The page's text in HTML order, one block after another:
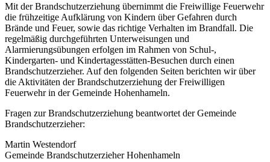
Mit der Brandschutzerziehung übernimmt die Freiwillige Feuerwehr
die frühzeitige Aufklärung von Kindern über Gefahren durch
Brände und Feuer, sowie das richtige Verhalten im Brandfall. Die
regelmäßig durchgeführten Unterweisungen und
Alarmierungsübungen erfolgen im Rahmen von Schul-,
Kindergarten- und Kindertagesstätten-Besuchen durch einen
Brandschutzerzieher. Auf den folgenden Seiten berichten wir über
die Aktivitäten der Brandschutzerziehung der Freiwilligen
Feuerwehr in der Gemeinde Hohenhameln.
Fragen zur Brandschutzerziehung beantwortet der Gemeinde
Brandschutzerzieher:
Martin Westendorf
Gemeinde Brandschutzerzieher Hohenhameln